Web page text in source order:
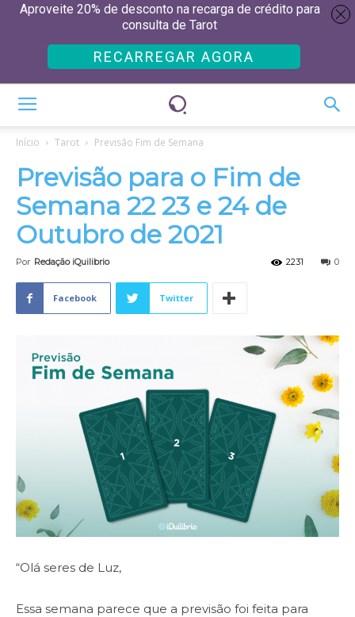
Início Tarot Previsão Fim de Semana
Previsão para o Fim de
Semana 22 23 e 24 de
Outubro de 2021
Por Redação iQuilibrio 0
2231
Facebook Twitter
“Olá seres de Luz,
Essa semana parece que a previsão foi feita para
Aproveite 20% de desconto na recarga de crédito para
consulta de Tarot
RECARREGAR AGORA